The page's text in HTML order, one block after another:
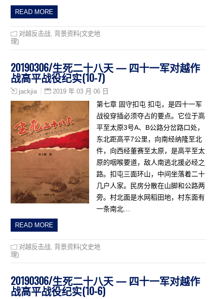
READ MORE
对越反击战 背景资料(文史地
理)
20190306/生死二十八天 — 四十一军对越作
战高平战役纪实(10-7)
jackjia 2019 年 03 月 06 日
第七章 固守扣屯 扣屯，是四十一军
战役穿插必须夺占的要点。它位于高
平至太原3号A、B公路分岔路口处，
东北距高平7公里，向南经纳隆至北
件，向西经董赛至太原，是高平至太
原的咽喉要道，敌人南逃北援必经之
路。扣屯三面环山，中间坐落着二十
几户人家。民房分散在山脚和公路两
旁。村北面是水网稻田地，村东面有
一条南北…
READ MORE
对越反击战 背景资料(文史地
理)
20190306/生死二十八天 — 四十一军对越作
战高平战役纪实(10-6)